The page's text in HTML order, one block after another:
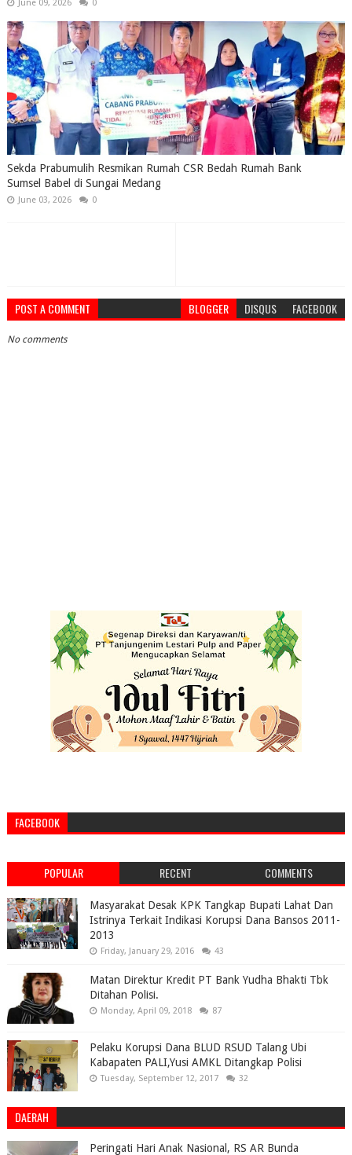
June 09, 2026 0
Sekda Prabumulih Resmikan Rumah CSR Bedah Rumah Bank
Sumsel Babel di Sungai Medang
June 03, 2026 0
POST A COMMENT BLOGGER DISQUS FACEBOOK
No comments
FACEBOOK
POPULAR RECENT COMMENTS
Masyarakat Desak KPK Tangkap Bupati Lahat Dan
Istrinya Terkait Indikasi Korupsi Dana Bansos 2011-
2013
Friday, January 29, 2016 43
Matan Direktur Kredit PT Bank Yudha Bhakti Tbk
Ditahan Polisi.
Monday, April 09, 2018 87
Pelaku Korupsi Dana BLUD RSUD Talang Ubi
Kabapaten PALI,Yusi AMKL Ditangkap Polisi
Tuesday, September 12, 2017 32
DAERAH
Peringati Hari Anak Nasional, RS AR Bunda